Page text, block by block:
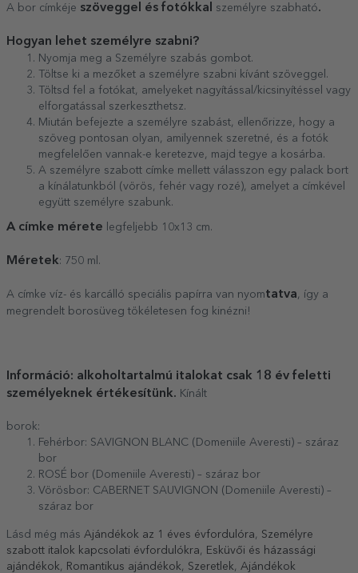
A bor címkéje szöveggel és fotókkal személyre szabható.
Hogyan lehet személyre szabni?
Nyomja meg a Személyre szabás gombot.
Töltse ki a mezőket a személyre szabni kívánt szöveggel.
Töltsd fel a fotókat, amelyeket nagyítással/kicsinyítéssel vagy
elforgatással szerkeszthetsz.
Miután befejezte a személyre szabást, ellenőrizze, hogy a
szöveg pontosan olyan, amilyennek szeretné, és a fotók
megfelelően vannak-e keretezve, majd tegye a kosárba.
A személyre szabott címke mellett válasszon egy palack bort
a kínálatunkból (vörös, fehér vagy rozé), amelyet a címkével
együtt személyre szabunk.
A címke mérete legfeljebb 10x13 cm.
Méretek: 750 ml.
A címke víz- és karcálló speciális papírra van nyomtatva, így a
megrendelt borosüveg tökéletesen fog kinézni!
Információ: alkoholtartalmú italokat csak 18 év feletti
személyeknek értékesítünk. Kínált
borok:
Fehérbor: SAVIGNON BLANC (Domeniile Averesti) – száraz
bor
ROSÉ bor (Domeniile Averesti) – száraz bor
Vörösbor: CABERNET SAUVIGNON (Domeniile Averesti) –
száraz bor
Lásd még más Ajándékok az 1 éves évfordulóra, Személyre
szabott italok kapcsolati évfordulókra, Esküvői és házassági
ajándékok, Romantikus ajándékok, Szeretlek, Ajándékok